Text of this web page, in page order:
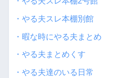
・やる夫スレ本棚別館
・暇な時にやる夫まとめ
・やる夫まとめくす
・やる夫達のいる日常